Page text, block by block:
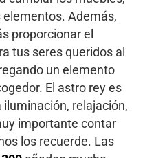
Además,
proporcionar el
tus seres queridos al
un elemento
El astro rey es
relajación,
importante contar
los recuerde. Las